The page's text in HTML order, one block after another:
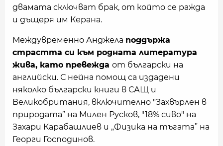
двамата сключват брак, от който се ражда
и дъщеря им Керана.
Междувременно Анджела поддържа
страстта си към родната литература
жива, като превежда от български на
английски. С нейна помощ са издадени
няколко български книги в САЩ и
Великобритания, включително "Захвърлен в
природата” на Милен Русков, "18% сиво" на
Захари Карабашлиев и „Физика на тъгата” на
Георги Господинов.